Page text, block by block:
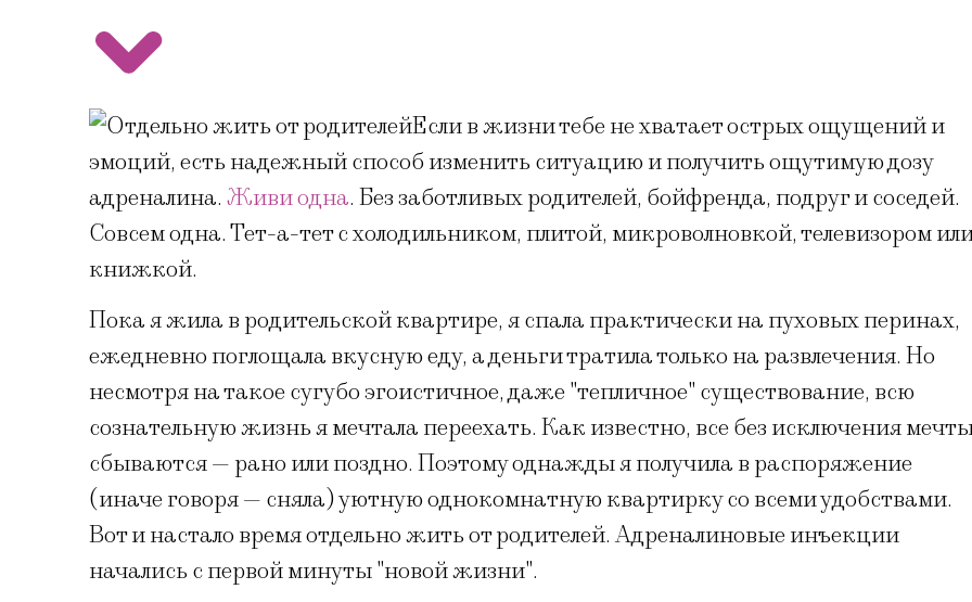
Если в жизни тебе не хватает острых ощущений и
эмоций, есть надежный способ изменить ситуацию и получить ощутимую дозу
адреналина. Живи одна. Без заботливых родителей, бойфренда, подруг и соседей.
Совсем одна. Тет-а-тет с холодильником, плитой, микроволновкой, телевизором
книжкой.
Пока я жила в родительской квартире, я спала практически на пуховых перинах,
ежедневно поглощала вкусную еду, а деньги тратила только на развлечения. Но
несмотря на такое сугубо эгоистичное, даже "тепличное" существование, всю
сознательную жизнь я мечтала переехать. Как известно, все без исключения
сбываются — рано или поздно. Поэтому однажды я получила в распоряжение
(иначе говоря — сняла) уютную однокомнатную квартирку со всеми удобствами.
Вот и настало время отдельно жить от родителей. Адреналиновые инъекции
начались с первой минуты "новой жизни".